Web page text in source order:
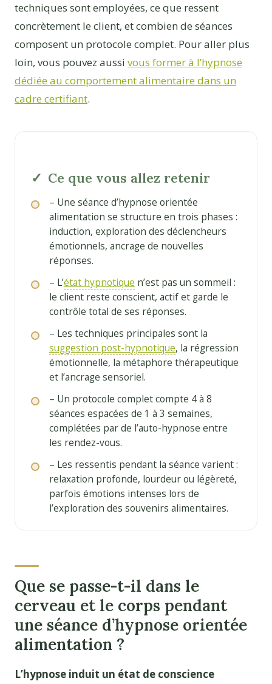
techniques sont employées, ce que ressent
concrètement le client, et combien de séances
composent un protocole complet. Pour aller plus
loin, vous pouvez aussi vous former à l’hypnose
dédiée au comportement alimentaire dans un
cadre certifiant.
Ce que vous allez retenir
– Une séance d’hypnose orientée
alimentation se structure en trois phases :
induction, exploration des déclencheurs
émotionnels, ancrage de nouvelles
réponses.
– L’état hypnotique n’est pas un sommeil :
le client reste conscient, actif et garde le
contrôle total de ses réponses.
– Les techniques principales sont la
suggestion post-hypnotique, la régression
émotionnelle, la métaphore thérapeutique
et l’ancrage sensoriel.
– Un protocole complet compte 4 à 8
séances espacées de 1 à 3 semaines,
complétées par de l’auto-hypnose entre
les rendez-vous.
– Les ressentis pendant la séance varient :
relaxation profonde, lourdeur ou légèreté,
parfois émotions intenses lors de
l’exploration des souvenirs alimentaires.
Que se passe-t-il dans le
cerveau et le corps pendant
une séance d’hypnose orientée
alimentation ?
L’hypnose induit un état de conscience